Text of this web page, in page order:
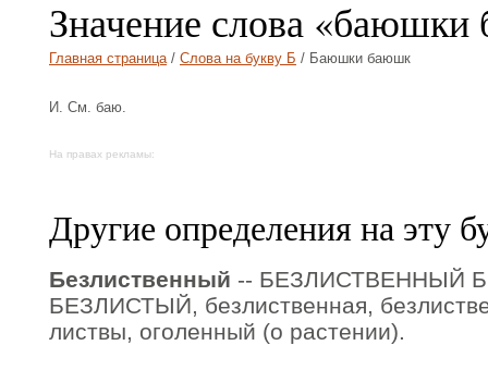
Значение слова
Главная страница/ Слова на букву Б / Баюшки баюшк
И. См. баю.
На правах рекламы:
Другие определения на эту
Безлиственный -- БЕЗЛИСТВЕННЫЙ
БЕЗЛИСТЫЙ, безлиственная,
листвы, оголенный (о растении).